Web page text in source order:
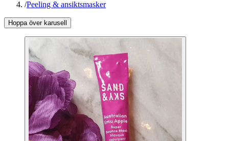
/Peeling & ansiktsmasker
Hoppa över karusell